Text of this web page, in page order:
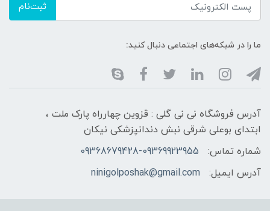
ثبت‌نام
ما را در شبکه‌های اجتماعی دنبال کنید:
آدرس فروشگاه نی نی گلی : قزوین چهارراه پارک ملت ،
ابتدای بوعلی شرقی نبش دندانپزشکی نیکان
شماره تماس:
09368679428-09369923955
آدرس ایمیل:
ninigolposhak@gmail.com